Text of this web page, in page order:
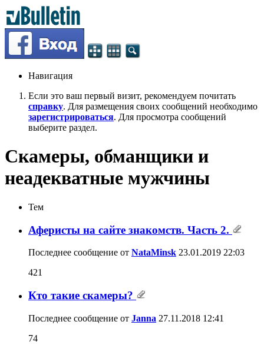
Навигация
Если это ваш первый визит, рекомендуем почитать
справку. Для размещения своих сообщений необходимо
зарегистрироваться. Для просмотра сообщений
выберите раздел.
Скамеры, обманщики и
неадекватные мужчины
Тем
Аферисты на сайте знакомств. Часть 2.
Последнее сообщение от NataMinsk 23.01.2019 22:03
421
Кто такие скамеры?
Последнее сообщение от Janna 27.11.2018 12:41
74